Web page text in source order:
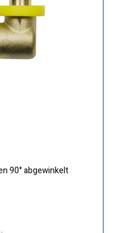
90° abgewinkelt